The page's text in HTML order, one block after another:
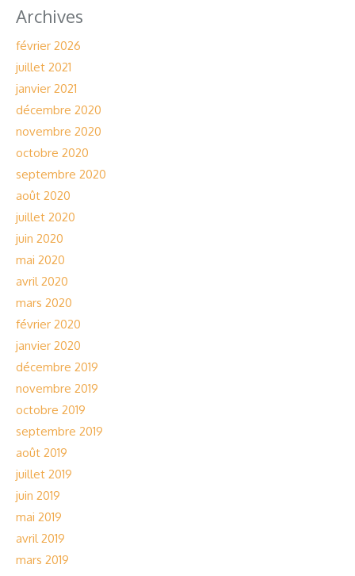
Archives
février 2026
juillet 2021
janvier 2021
décembre 2020
novembre 2020
octobre 2020
septembre 2020
août 2020
juillet 2020
juin 2020
mai 2020
avril 2020
mars 2020
février 2020
janvier 2020
décembre 2019
novembre 2019
octobre 2019
septembre 2019
août 2019
juillet 2019
juin 2019
mai 2019
avril 2019
mars 2019